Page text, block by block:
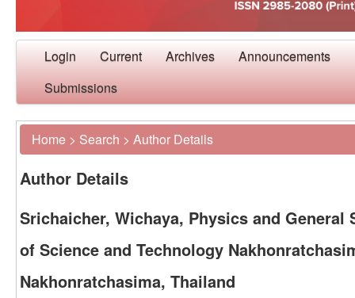
Login Current Archives Announcements
Submissions
Home > Search > Author Details
Author Details
Srichaicher, Wichaya, Physics and General
of Science and Technology
Nakhonratchasima, Thailand